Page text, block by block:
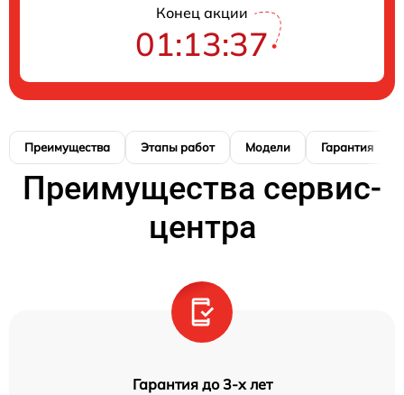
Конец акции
01:13:36
Преимущества Этапы работ Модели Гарантия
Преимущества сервис-
центра
Гарантия до 3-х лет